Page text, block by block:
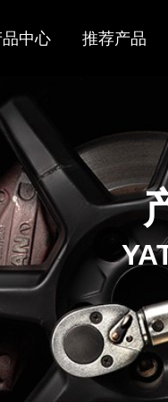
中心 推荐产品